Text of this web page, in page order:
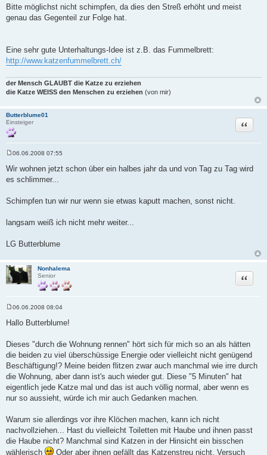
Bitte möglichst nicht schimpfen, da dies den Streß erhöht und meist
genau das Gegenteil zur Folge hat.
Eine sehr gute Unterhaltungs-Idee ist z.B. das Fummelbrett:
http://www.katzenfummelbrett.ch/
der Mensch GLAUBT die Katze zu erziehen
die Katze WEISS den Menschen zu erziehen (von mir)
Butterblume01
Einsteiger
Zitat
e
i
t
g
06.06.2008 07:55
Wir wohnen jetzt schon über ein halbes jahr da und von Tag zu Tag wird
es schlimmer...
Schimpfen tun wir nur wenn sie etwas kaputt machen, sonst nicht.
langsam weiß ich nicht mehr weiter...
LG Butterblume
Nonhalema
Senior
Zitat
e
i
a
g
06.06.2008 08:04
Hallo Butterblume!
Dieses "durch die Wohnung rennen" hört sich für mich so an als hätten
die beiden zu viel überschüssige Energie oder vielleicht nicht genügend
Beschäftigung!? Meine beiden flitzen zwar auch manchmal wie irre durch
die Wohnung, aber dann ist's auch wieder gut. Diese "5 Minuten" hat
eigentlich jede Katze mal und das ist auch völlig normal, aber wenn es
nur so aussieht, würde ich mir auch Gedanken machen.
Warum sie allerdings vor ihre Klöchen machen, kann ich nicht
nachvollziehen... Hast du vielleicht Toiletten mit Haube und ihnen passt
die Haube nicht? Manchmal sind Katzen in der Hinsicht ein bisschen
wählerisch
Oder aber ihnen gefällt das Katzenstreu nicht. Versuch